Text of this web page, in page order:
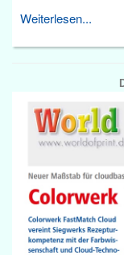
Weiterlesen...